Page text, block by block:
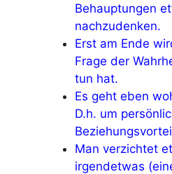
Behauptungen
nachzudenken.
Erst am Ende
Frage der
tun hat.
Es geht eben
D.h. um
Man verzichtet
irgendetwas